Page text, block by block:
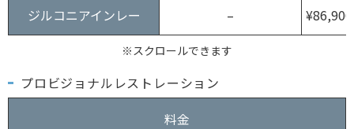
ジルコニアインレー – ¥86,900
※スクロールできます
プロビジョナルレストレーション
料金